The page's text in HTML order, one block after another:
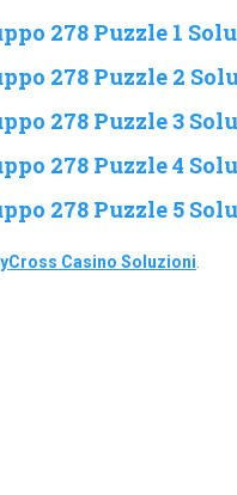
278 Puzzle 1
278 Puzzle 2
278 Puzzle 3
278 Puzzle 4
278 Puzzle 5
Casino Soluzioni